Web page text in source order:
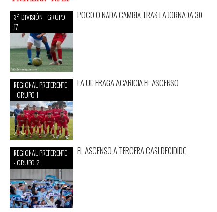
3ª DIVISIÓN - GRUPO
17
POCO O NADA CAMBIA TRAS LA JORNADA 30
REGIONAL PREFERENTE
- GRUPO 1
LA UD FRAGA ACARICIA EL ASCENSO
REGIONAL PREFERENTE
- GRUPO 2
EL ASCENSO A TERCERA CASI DECIDIDO